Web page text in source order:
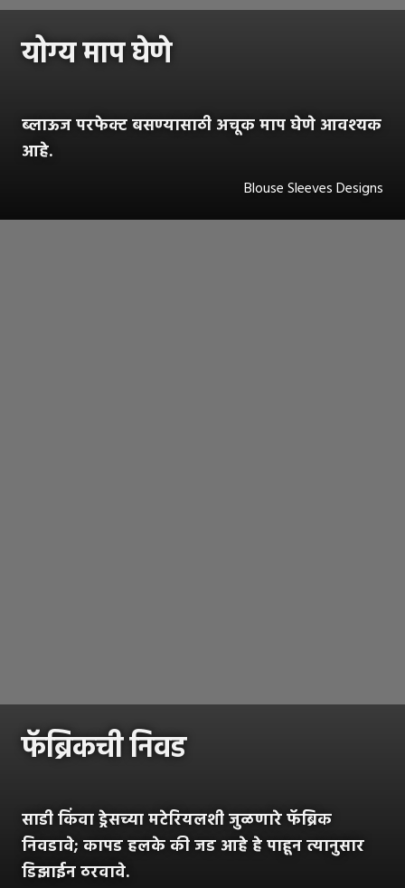
योग्य माप घेणे
ब्लाऊज परफेक्ट बसण्यासाठी अचूक माप घेणे आवश्यक
आहे.
Blouse Sleeves Designs
फॅब्रिकची निवड
साडी किंवा ड्रेसच्या मटेरियलशी जुळणारे फॅब्रिक
निवडावे; कापड हलके की जड आहे हे पाहून त्यानुसार
डिझाईन ठरवावे.